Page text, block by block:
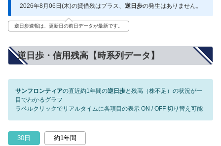
2026年8月06日(木)の貸借残はプラス、 逆日歩の発生はありません。
逆日歩速報は、更新日の前日データが最新です。
逆日歩・信用残高【時系列データ】
サンフロンティアの直近約1年間の逆日歩と残高（株不足）の状況が一
目でわかるグラフ
ラベルクリックでリアルタイムに各項目の表示 ON / OFF 切り替え可能
30日 約1年間